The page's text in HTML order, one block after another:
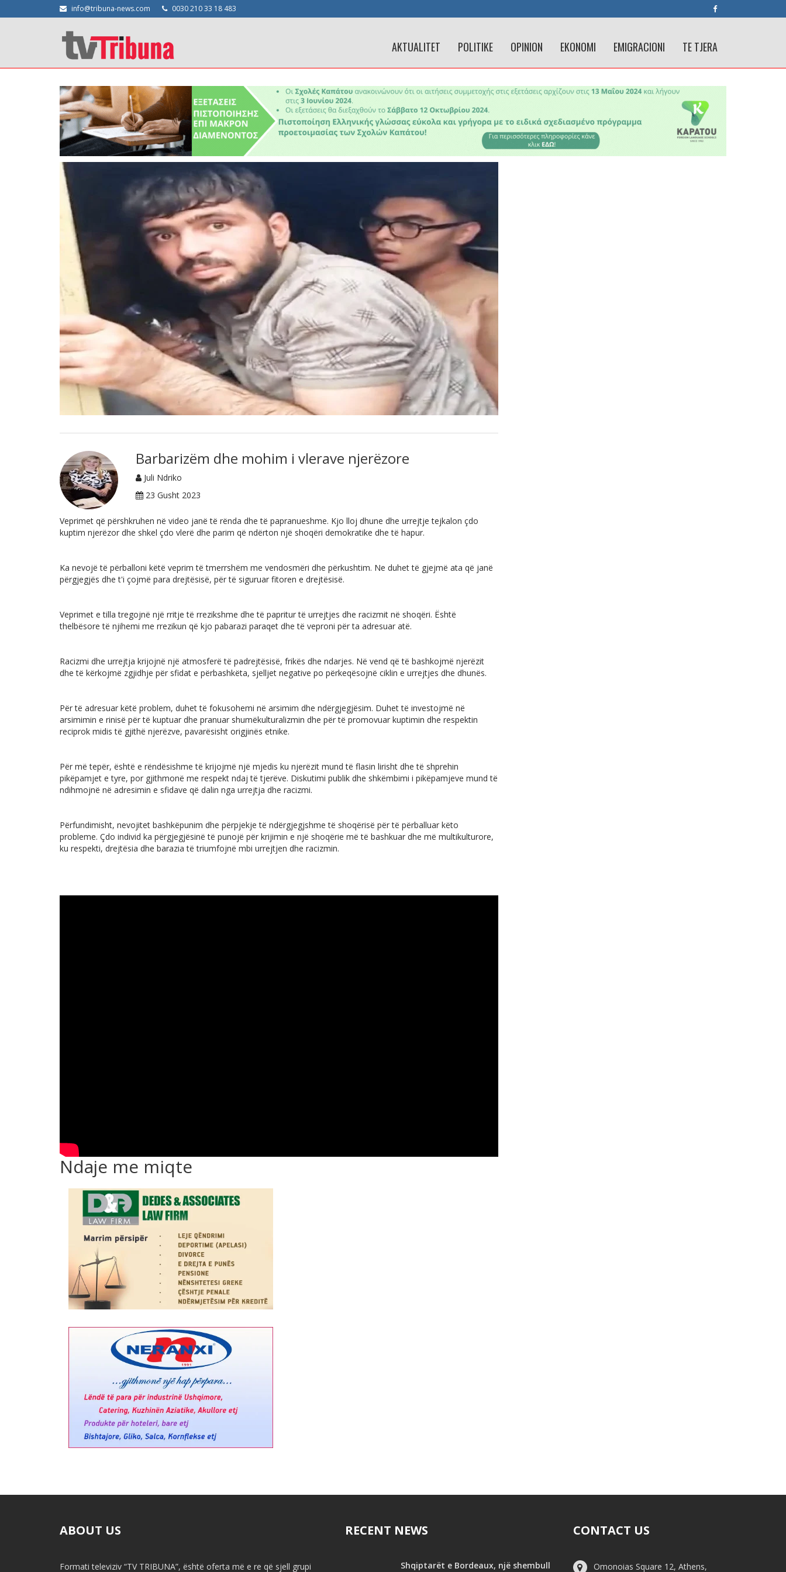
info@tribuna-news.com 0030 210 33 18 483
AKTUALITET POLITIKE OPINION EKONOMI EMIGRACIONI TE TJERA
Barbarizëm dhe mohim i vlerave njerëzore
Juli Ndriko
23 Gusht 2023
Veprimet që përshkruhen në video janë të rënda dhe të papranueshme. Kjo lloj dhune dhe urrejtje tejkalon çdo
kuptim njerëzor dhe shkel çdo vlerë dhe parim që ndërton një shoqëri demokratike dhe të hapur.
Ka nevojë të përballoni këtë veprim të tmerrshëm me vendosmëri dhe përkushtim. Ne duhet të gjejmë ata që janë
përgjegjës dhe t'i çojmë para drejtësisë, për të siguruar fitoren e drejtësisë.
Veprimet e tilla tregojnë një rritje të rrezikshme dhe të papritur të urrejtjes dhe racizmit në shoqëri. Është
thelbësore të njihemi me rrezikun që kjo pabarazi paraqet dhe të veproni për ta adresuar atë.
Racizmi dhe urrejtja krijojnë një atmosferë të padrejtësisë, frikës dhe ndarjes. Në vend që të bashkojmë njerëzit
dhe të kërkojmë zgjidhje për sfidat e përbashkëta, sjelljet negative po përkeqësojnë ciklin e urrejtjes dhe dhunës.
Për të adresuar këtë problem, duhet të fokusohemi në arsimim dhe ndërgjegjësim. Duhet të investojmë në
arsimimin e rinisë për të kuptuar dhe pranuar shumëkulturalizmin dhe për të promovuar kuptimin dhe respektin
reciprok midis të gjithë njerëzve, pavarësisht origjinës etnike.
Për më tepër, është e rëndësishme të krijojmë një mjedis ku njerëzit mund të flasin lirisht dhe të shprehin
pikëpamjet e tyre, por gjithmonë me respekt ndaj të tjerëve. Diskutimi publik dhe shkëmbimi i pikëpamjeve mund të
ndihmojnë në adresimin e sfidave që dalin nga urrejtja dhe racizmi.
Përfundimisht, nevojitet bashkëpunim dhe përpjekje të ndërgjegjshme të shoqërisë për të përballuar këto
probleme. Çdo individ ka përgjegjësinë të punojë për krijimin e një shoqërie më të bashkuar dhe më multikulturore,
ku respekti, drejtësia dhe barazia të triumfojnë mbi urrejtjen dhe racizmin.
Ndaje me miqte
ABOUT US
Formati televiziv “TV TRIBUNA”, është oferta më e re që sjell grupi
RECENT NEWS
Shqiptarët e Bordeaux, një shembull
CONTACT US
Omonoias Square 12, Athens,